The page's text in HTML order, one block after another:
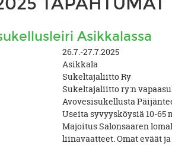
Asikkalassa
26.7.-27.7.2025
Asikkala
Sukeltajaliitto Ry
Sukeltajaliitto ry:n
Avovesisukellusta
Useita syvyysköysiä 10-65
Majoitus Salonsaaren
liinavaatteet. Omat eväät